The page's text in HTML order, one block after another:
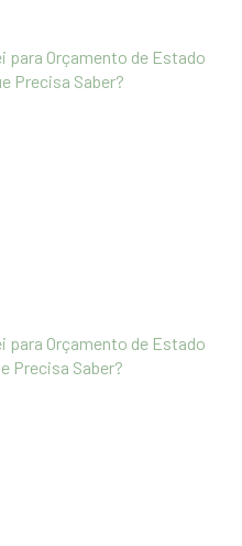
para Orçamento de Estado
Precisa Saber?
para Orçamento de Estado
Precisa Saber?